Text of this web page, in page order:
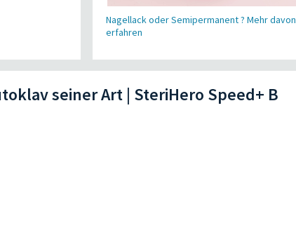
Nagellack oder Semipermanent ? Mehr davon
erfahren
seiner Art | SteriHero Speed+ B